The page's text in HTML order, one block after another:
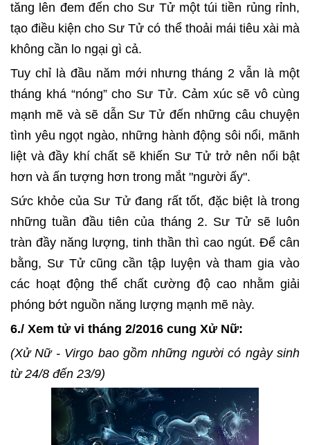
tăng lên đem đến cho Sư Tử một túi tiền rủng rỉnh,
tạo điều kiện cho Sư Tử có thể thoải mái tiêu xài mà
không cần lo ngại gì cả.
Tuy chỉ là đầu năm mới nhưng tháng 2 vẫn là một
tháng khá “nóng” cho Sư Tử. Cảm xúc sẽ vô cùng
mạnh mẽ và sẽ dẫn Sư Tử đến những câu chuyện
tình yêu ngọt ngào, những hành động sôi nổi, mãnh
liệt và đầy khí chất sẽ khiến Sư Tử trở nên nổi bật
hơn và ấn tượng hơn trong mắt "người ấy".
Sức khỏe của Sư Tử đang rất tốt, đặc biệt là trong
những tuần đầu tiên của tháng 2. Sư Tử sẽ luôn
tràn đầy năng lượng, tinh thần thì cao ngút. Để cân
bằng, Sư Tử cũng cần tập luyện và tham gia vào
các hoạt động thể chất cường độ cao nhằm giải
phóng bớt nguồn năng lượng mạnh mẽ này.
6./ Xem tử vi tháng 2/2016 cung Xử Nữ:
(Xử Nữ - Virgo bao gồm những người có ngày sinh
từ 24/8 đến 23/9)